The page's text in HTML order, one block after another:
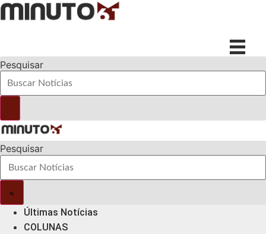
Ir
para
Pesquisar
Pesquisar
Últimas Notícias
COLUNAS